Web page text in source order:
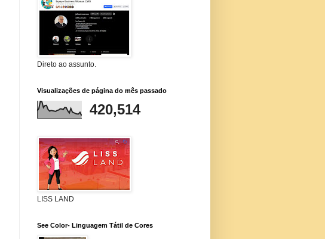
Direto ao assunto.
Visualizações de página do mês passado
420,514
LISS LAND
See Color- Linguagem Tátil de Cores